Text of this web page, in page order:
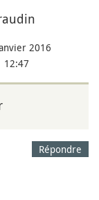
2016
12:47
Répondre